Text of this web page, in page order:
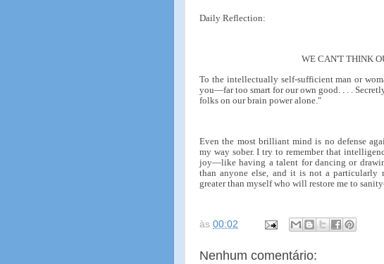
Daily Reflection:
WE CAN'T THINK
To the intellectually self-sufficient man or
you—far too smart for our own good. . . .
folks on our brain power alone."
Even the most brilliant mind is no defense
my way sober. I try to remember that
joy—like having a talent for dancing or
than anyone else, and it is not a
greater than myself who will restore me to
às 00:02
Nenhum comentário: